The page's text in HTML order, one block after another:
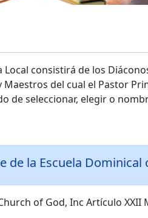
Local consistirá de los
del cual el Pastor
de seleccionar, elegir o
de la Escuela Dominical
of God, Inc Artículo